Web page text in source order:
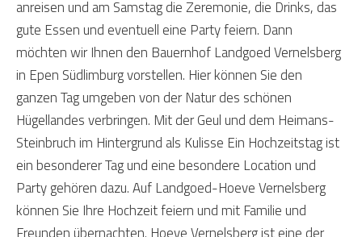
anreisen und am Samstag die Zeremonie, die Drinks, das
gute Essen und eventuell eine Party feiern. Dann
möchten wir Ihnen den Bauernhof Landgoed Vernelsberg
in Epen Südlimburg vorstellen. Hier können Sie den
ganzen Tag umgeben von der Natur des schönen
Hügellandes verbringen. Mit der Geul und dem Heimans-
Steinbruch im Hintergrund als Kulisse Ein Hochzeitstag ist
ein besonderer Tag und eine besondere Location und
Party gehören dazu. Auf Landgoed-Hoeve Vernelsberg
können Sie Ihre Hochzeit feiern und mit Familie und